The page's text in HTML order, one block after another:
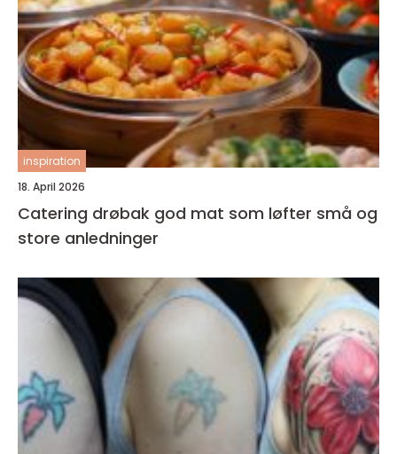
inspiration
18. April 2026
Catering drøbak god mat som løfter små og
store anledninger